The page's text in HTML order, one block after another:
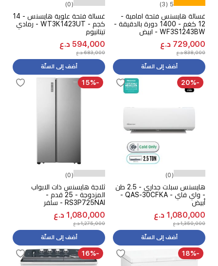
5 (3)
غسالة هايسنس فتحة امامية -
12 كغم - 1400 دورة بالدقيقة -
WF3S1243BW - ابيض
729,000 د.ع
838,000 د.ع
أضف إلى السلّة
(0)
غسالة فتحة علوية هايسنس - 14
كجم - WT3K1423UT - رمادي
تيتانيوم
594,000 د.ع
683,000 د.ع
أضف إلى السلّة
-20%
(0)
هايسنس سبلت جداري - 2.5 طن
- واي فاي - QAS-30CFKA -
أبيض
1,080,000 د.ع
1,350,000 د.ع
أضف إلى السلّة
-15%
(0)
ثلاجة هايسنس ذات الابواب
المزدوجة - 25 قدم -
RS3P725NAI - سلفر
1,080,000 د.ع
1,275,000 د.ع
أضف إلى السلّة
-18%
-16%